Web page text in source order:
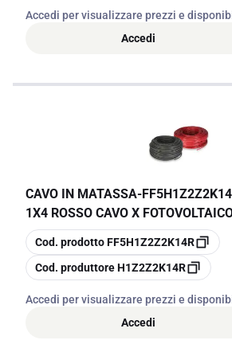
Accedi per visualizzare prezzi e
Accedi
CAVO IN MATASSA-
1X4 ROSSO CAVO X
copia
Cod. prodottoFF5H1Z2Z2K14R
copia
Cod. produttoreH1Z2Z2K14R
Accedi per visualizzare prezzi e
Accedi